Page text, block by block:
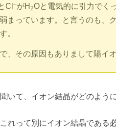
Cl–がH 2Oと電気的に引力でく
まっています。と言うのも、
。
、その原因もありまして陽イ
いて、イオン結晶がどのよう
れって別にイオン結晶である